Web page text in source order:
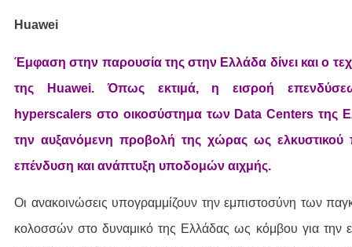
Huawei
Έμφαση στην παρουσία της στην Ελλάδα δίνει και ο
της Huawei. Όπως εκτιμά, η εισροή
hyperscalers στο οικοσύστημα των Data Centers της
την αυξανόμενη προβολή της χώρας ως ελκυστικού
επένδυση και ανάπτυξη υποδομών αιχμής.
Οι ανακοινώσεις υπογραμμίζουν την εμπιστοσύνη των
κολοσσών στο δυναμικό της Ελλάδας ως κόμβου για την